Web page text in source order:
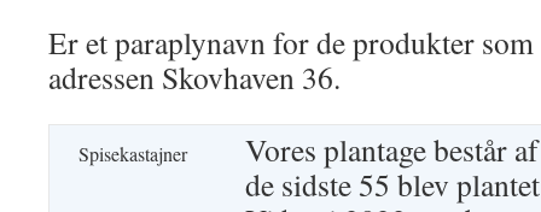
Er et paraplynavn for de produkter
adressen Skovhaven 36.
Spisekastajner
Vores plantage består
de sidste 55 blev